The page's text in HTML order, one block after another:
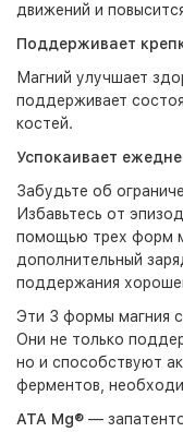
движений и
Поддерживает
Магний улучшает
поддерживает
костей.
Успокаивает
Забудьте об
Избавьтесь от
помощью трех форм
дополнительный
поддержания
Эти 3 формы магния
Они не только
но и способствуют
ферментов,
ATA Mg® —